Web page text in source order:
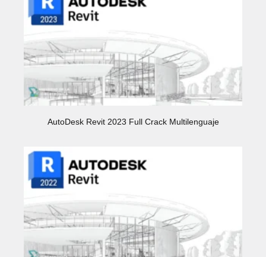
AutoDesk Revit 2023 Full Crack Multilenguaje